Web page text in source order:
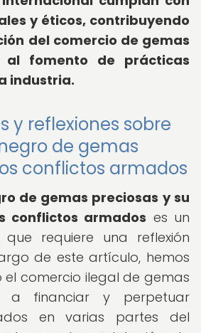
y éticos, contribuyendo
del comercio de gemas
fomento de prácticas
industria.
y reflexiones sobre
de gemas
conflictos armados
de gemas preciosas y su
conflictos armados es un
requiere una reflexión
de este artículo, hemos
comercio ilegal de gemas
a financiar y perpetuar
en varias partes del